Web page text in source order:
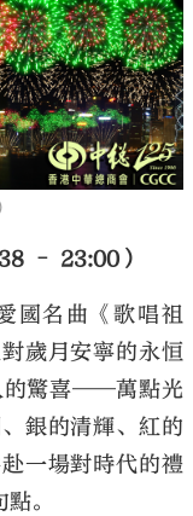
– 23:00）
國名曲《歌唱祖
歲月安寧的永恒
的驚喜——萬點光
銀的清輝、紅的
一場對時代的禮
。